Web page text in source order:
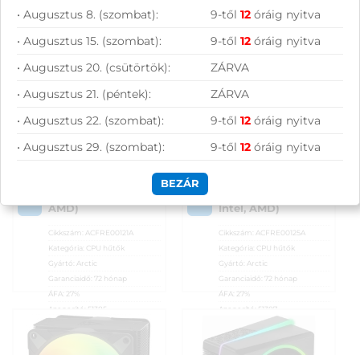
4/ 5
KOSÁRBA
Raktáron
AMD)
Cikkszám: ACFRE00121A
Kategória: CPU hűtők
Gyártó: Arctic
Garanciaidő:72 hónap
ÁFA:
27%
Azonosító: 51385
10 990Ft
KOSÁRBA
Rendelésre
KOSÁRBA
Intel, AMD)
Cikkszám: ACFRE00125A
Kategória: CPU hűtők
Gyártó: Arctic
Garanciaidő: 72 hónap
ÁFA:
27%
Azonosító:
51387
11 390 Ft
• Augusztus 8. (szombat): 9-től12 óráig nyitva
• Augusztus 15. (szombat):
9-től12 óráig nyitva
• Augusztus 20. (csütörtök):
ZÁRVA
• Augusztus 21. (péntek):
ZÁRVA
• Augusztus 22. (szombat):
9-től12 óráig nyitva
• Augusztus 29. (szombat):
9-től12 óráig nyitva
BEZÁR